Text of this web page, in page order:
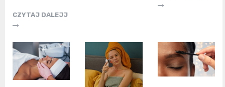
CZYTAJ DALEJJ